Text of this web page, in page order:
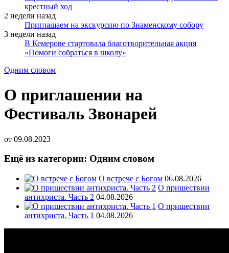
крестный ход
2 недели назад
Приглашаем на экскурсию по Знаменскому собору
3 недели назад
В Кемерове стартовала благотворительная акция
«Помоги собраться в школу»
Одним словом
О приглашении на
Фестиваль Звонарей
от 09.08.2023
Ещё из категории: Одним словом
О встрече с Богом 06.08.2026
О пришествии
антихриста. Часть 2 04.08.2026
О пришествии
антихриста. Часть 1 04.08.2026